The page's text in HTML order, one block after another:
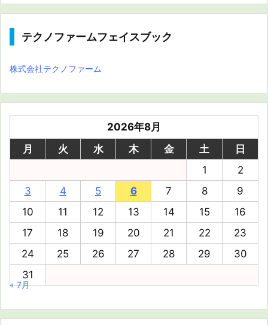
テクノファームフェイスブック
株式会社テクノファーム
2026年8月
月
火 水 木 金 土
日
1
2
3
4 5 6 7 8
9
10
11 12 13 14 15
16
17
18 19 20 21 22
23
24
25 26 27 28 29
30
31
« 7月